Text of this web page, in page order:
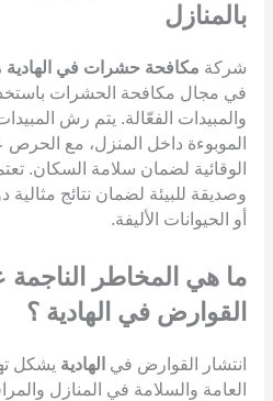
بالمنازل
شركة مكافحة حشرات في الهادية
في مجال مكافحة الحشرات
والمبيدات الفعّالة. يتم رش
الموبوءة داخل المنزل، مع الحرص
الوقائية لضمان سلامة السكان.
وصديقة للبيئة لضمان نتائج مثالية
أو الحيوانات الأليفة.
ما هي المخاطر الناجمة
القوارض في الهادية ؟
انتشار القوارض في الهادية يشكل
العامة والسلامة في المنازل